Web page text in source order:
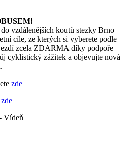
vzdálenějších koutů stezky Brno–
cíle, ze kterých si vyberete podle
zcela ZDARMA díky podpoře
cyklistický zážitek a objevujte nová
zde
zde